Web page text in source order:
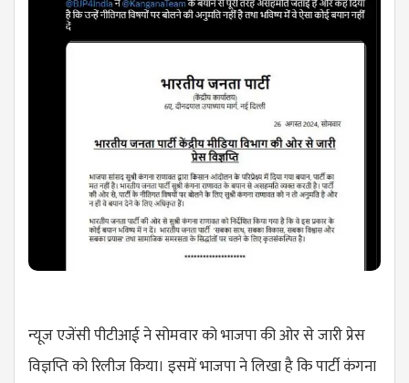
न्यूज एजेंसी पीटीआई ने सोमवार को भाजपा की ओर से जारी प्रेस
विज्ञप्ति को रिलीज किया। इसमें भाजपा ने लिखा है कि पार्टी कंगना